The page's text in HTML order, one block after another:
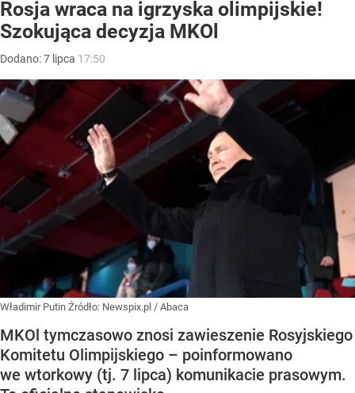
Rosja wraca na igrzyska olimpijskie!
Szokująca decyzja MKOl
Dodano:7 lipca 17:50
Władimir Putin Źródło: Newspix.pl / Abaca
MKOl tymczasowo znosi zawieszenie Rosyjskiego
Komitetu Olimpijskiego – poinformowano
we wtorkowy (tj. 7 lipca) komunikacie prasowym.